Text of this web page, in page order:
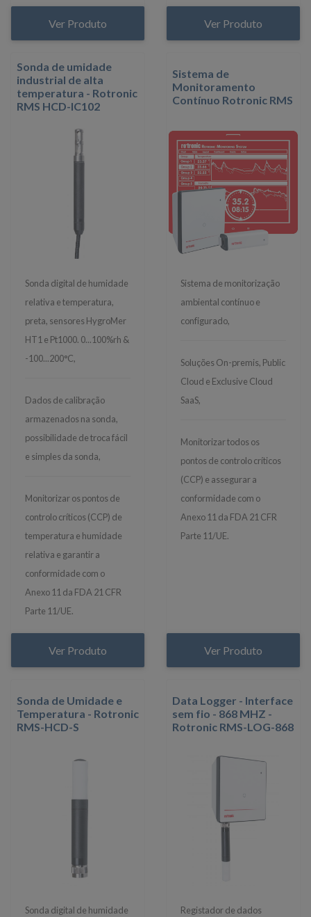
Ver Produto Ver Produto
Sonda de umidade
industrial de alta
temperatura - Rotronic
RMS HCD-IC102
Sonda digital de humidade
relativa e temperatura,
preta, sensores HygroMer
HT1 e Pt1000. 0...100%rh &
-100...200°C,
Dados de calibração
armazenados na sonda,
possibilidade de troca fácil
e simples da sonda,
Monitorizar os pontos de
controlo críticos (CCP) de
temperatura e humidade
relativa e garantir a
conformidade com o
Anexo 11 da FDA 21 CFR
Parte 11/UE.
Ver Produto
Sistema de
Monitoramento
Contínuo Rotronic RMS
Sistema de monitorização
ambiental contínuo e
configurado,
Soluções On-premis, Public
Cloud e Exclusive Cloud
SaaS,
Monitorizar todos os
pontos de controlo críticos
(CCP) e assegurar a
conformidade com o
Anexo 11 da FDA 21 CFR
Parte 11/UE.
Ver Produto
Sonda de Umidade e
Temperatura - Rotronic
RMS-HCD-S
Sonda digital de humidade
Data Logger - Interface
sem fio - 868 MHZ -
Rotronic RMS-LOG-868
Registador de dados